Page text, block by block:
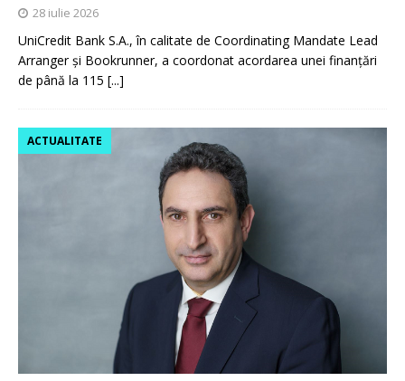
28 iulie 2026
UniCredit Bank S.A., în calitate de Coordinating Mandate Lead
Arranger și Bookrunner, a coordonat acordarea unei finanțări
de până la 115 [...]
ACTUALITATE